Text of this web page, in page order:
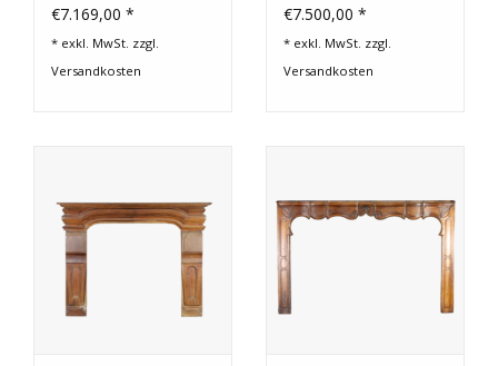
€7.169,00 *
* exkl. MwSt. zzgl.
Versandkosten
€7.500,00 *
* exkl. MwSt. zzgl.
Versandkosten